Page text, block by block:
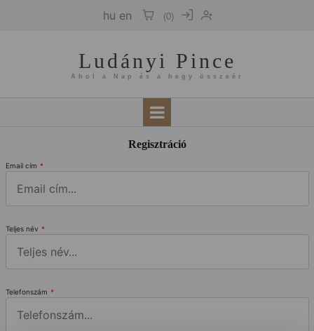
hu en (0)
Ludányi Pince
Ahol a Nap és a hegy összeér
Regisztráció
Email cím *
Teljes név *
Telefonszám *